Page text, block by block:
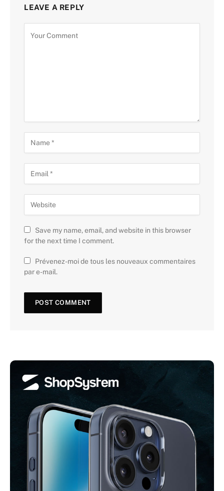
LEAVE A REPLY
Save my name, email, and website in this browser
for the next time I comment.
Prévenez-moi de tous les nouveaux commentaires
par e-mail.